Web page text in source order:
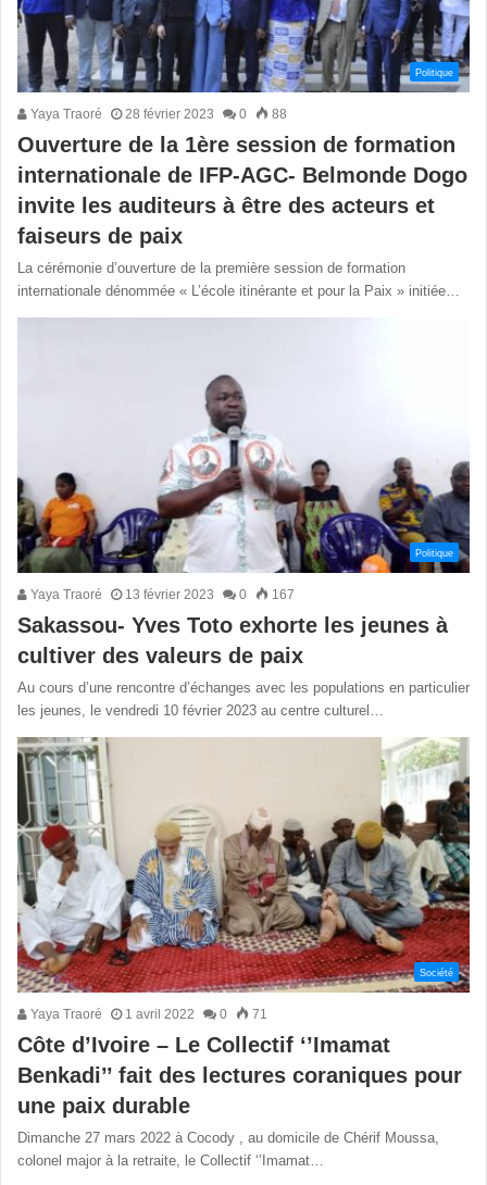
Politique
Yaya Traoré 28 février 2023 0 88
Ouverture de la 1ère session de formation
internationale de IFP-AGC- Belmonde Dogo
invite les auditeurs à être des acteurs et
faiseurs de paix
La cérémonie d’ouverture de la première session de formation
internationale dénommée « L’école itinérante et pour la Paix » initiée…
Politique
Yaya Traoré 13 février 2023 0 167
Sakassou- Yves Toto exhorte les jeunes à
cultiver des valeurs de paix
Au cours d’une rencontre d’échanges avec les populations en particulier
les jeunes, le vendredi 10 février 2023 au centre culturel…
Société
Yaya Traoré 1 avril 2022 0 71
Côte d’Ivoire – Le Collectif ‘’Imamat
Benkadi’’ fait des lectures coraniques pour
une paix durable
Dimanche 27 mars 2022 à Cocody , au domicile de Chérif Moussa,
colonel major à la retraite, le Collectif ‘’Imamat…